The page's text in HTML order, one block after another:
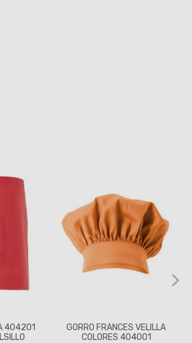
404201
GORRO FRANCES VELILLA
COLORES 404001